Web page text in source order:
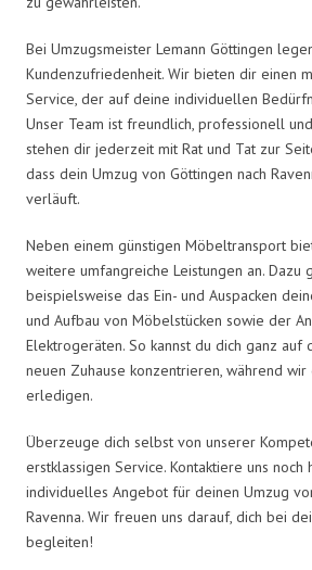
Bei Umzugsmeister Lemann Göttingen
Kundenzufriedenheit. Wir bieten dir einen
Service, der auf deine individuellen
Unser Team ist freundlich, professionell
stehen dir jederzeit mit Rat und Tat zur
dass dein Umzug von Göttingen nach
verläuft.
Neben einem günstigen Möbeltransport
weitere umfangreiche Leistungen an. Dazu
beispielsweise das Ein- und Auspacken
und Aufbau von Möbelstücken sowie der
Elektrogeräten. So kannst du dich ganz auf
neuen Zuhause konzentrieren, während
erledigen.
Überzeuge dich selbst von unserer
erstklassigen Service. Kontaktiere uns
individuelles Angebot für deinen Umzug
Ravenna. Wir freuen uns darauf, dich bei
begleiten!